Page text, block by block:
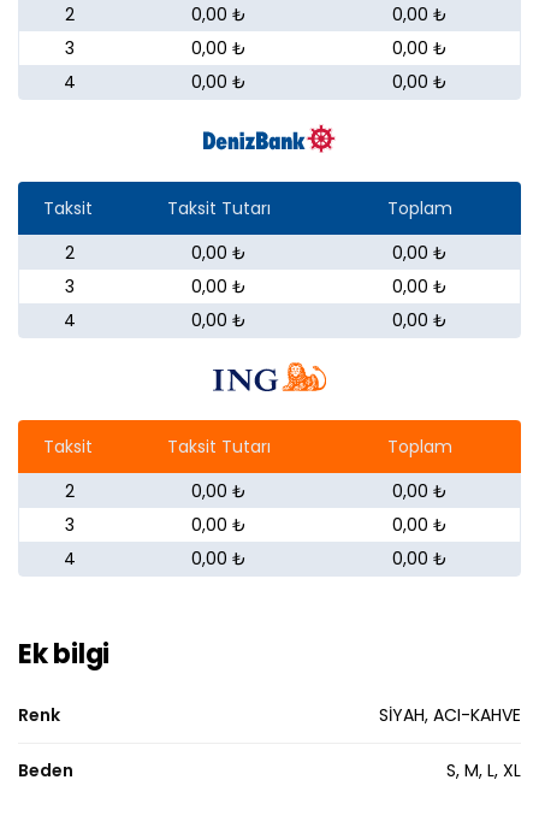
2
0,00 ₺
0,00 ₺
3
0,00 ₺
0,00 ₺
4
0,00 ₺ 0,00 ₺
Taksit Taksit Tutarı
Toplam
2
0,00 ₺
0,00 ₺
3
0,00 ₺
0,00 ₺
4
0,00 ₺ 0,00 ₺
Taksit Taksit Tutarı
Toplam
2
0,00 ₺
0,00 ₺
3
0,00 ₺
0,00 ₺
4
0,00 ₺ 0,00 ₺
Ek bilgi
Renk SİYAH, ACI-KAHVE
Beden S, M, L, XL